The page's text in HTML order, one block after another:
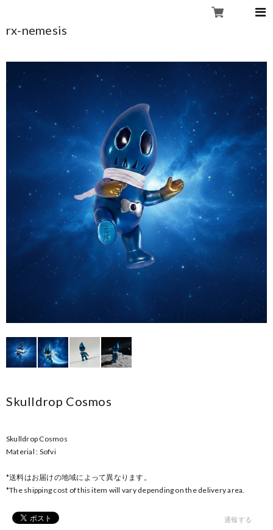
rx-nemesis
Skulldrop Cosmos
Skulldrop Cosmos
Material : Sofvi
*送料はお届けの地域によって異なります。
*The shipping cost of this item will vary depending on the delivery area.
通報する